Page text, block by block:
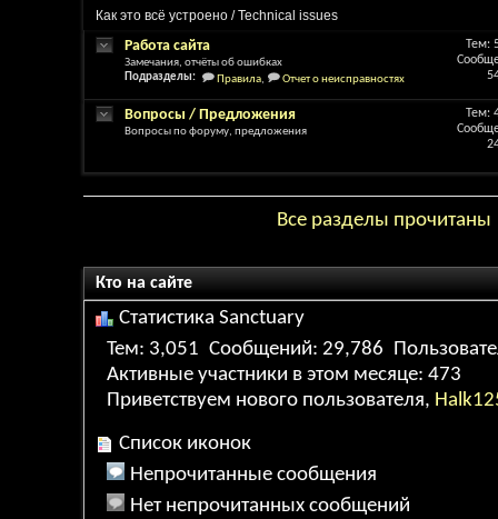
Как это всё устроено / Technical issues
Работа сайта
Замечания, отчёты об ошибках
Подразделы:
Правила, Отчет о неисправностях
Тем:
Вопросы / Предложения
Вопросы по форуму, предложения
Тем:
Все разделы прочитаны
Кто на сайте
Статистика Sanctuary
Тем 3,051 Сообщений 29,786
Активные участники в этом месяце 473
Приветствуем нового пользователя,
Список иконок
Непрочитанные сообщения
Нет непрочитанных сообщений